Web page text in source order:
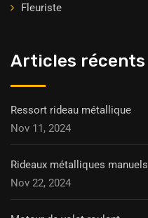
Fleuriste
Articles récents
Ressort rideau métallique
Nov 11, 2024
Rideaux métalliques manuels
Nov 22, 2024